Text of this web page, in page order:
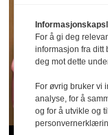
For å gi deg
informasjon fra ditt
deg mot dette
For øvrig bruker vi
analyse, for å
og for å utvikle og